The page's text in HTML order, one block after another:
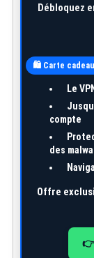
Débloquez
🛍️ Carte
Le
compte
des
Offre